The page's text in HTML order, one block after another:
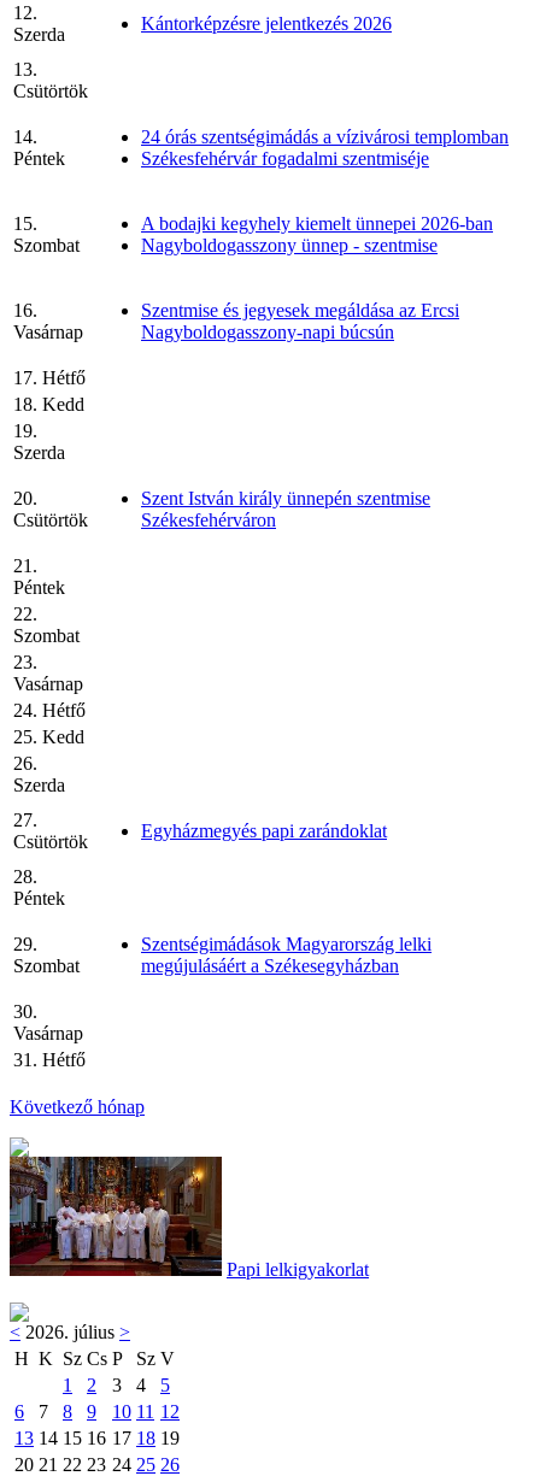
12.
Szerda
Kántorképzésre jelentkezés 2026
13.
Csütörtök
14.
Péntek
24 órás szentségimádás a vízivárosi templomban
Székesfehérvár fogadalmi szentmiséje
15.
Szombat
A bodajki kegyhely kiemelt ünnepei 2026-ban
Nagyboldogasszony ünnep - szentmise
16.
Vasárnap
Szentmise és jegyesek megáldása az Ercsi
Nagyboldogasszony-napi búcsún
17. Hétfő
18. Kedd
19.
Szerda
20.
Csütörtök
Szent István király ünnepén szentmise
Székesfehérváron
21.
Péntek
22.
Szombat
23.
Vasárnap
24. Hétfő
25. Kedd
26.
Szerda
27.
Csütörtök
Egyházmegyés papi zarándoklat
28.
Péntek
29.
Szombat
Szentségimádások Magyarország lelki
megújulásáért a Székesegyházban
30.
Vasárnap
31. Hétfő
Következő hónap
Papi lelkigyakorlat
< 2026. július >
H K Sz Cs P Sz V
1
2 3 4
5
6
7 8 9 10 11 12
13 14 15 16 17 18 19
20 21 22 23 24 25 26